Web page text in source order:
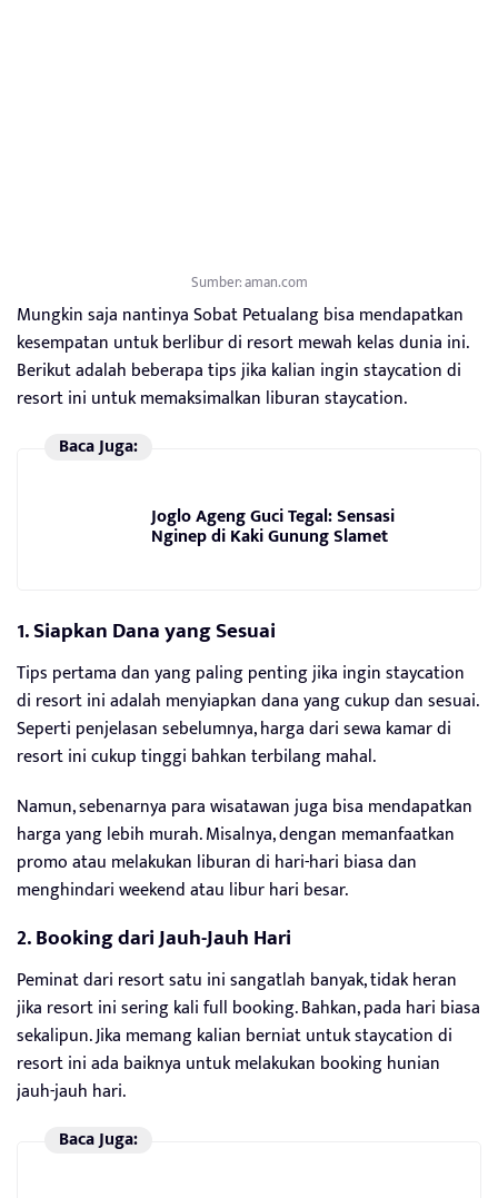
Sumber: aman.com
Mungkin saja nantinya Sobat Petualang bisa mendapatkan
kesempatan untuk berlibur di resort mewah kelas dunia ini.
Berikut adalah beberapa tips jika kalian ingin staycation di
resort ini untuk memaksimalkan liburan staycation.
Baca Juga:
Joglo Ageng Guci Tegal: Sensasi
Nginep di Kaki Gunung Slamet
1. Siapkan Dana yang Sesuai
Tips pertama dan yang paling penting jika ingin staycation
di resort ini adalah menyiapkan dana yang cukup dan sesuai.
Seperti penjelasan sebelumnya, harga dari sewa kamar di
resort ini cukup tinggi bahkan terbilang mahal.
Namun, sebenarnya para wisatawan juga bisa mendapatkan
harga yang lebih murah. Misalnya, dengan memanfaatkan
promo atau melakukan liburan di hari-hari biasa dan
menghindari weekend atau libur hari besar.
2. Booking dari Jauh-Jauh Hari
Peminat dari resort satu ini sangatlah banyak, tidak heran
jika resort ini sering kali full booking. Bahkan, pada hari biasa
sekalipun. Jika memang kalian berniat untuk staycation di
resort ini ada baiknya untuk melakukan booking hunian
jauh-jauh hari.
Baca Juga: